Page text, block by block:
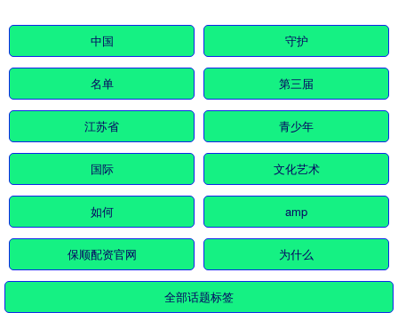
中国 守护
名单 第三届
江苏省 青少年
国际 文化艺术
如何 amp
保顺配资官网 为什么
全部话题标签